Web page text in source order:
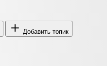
Добавить топик